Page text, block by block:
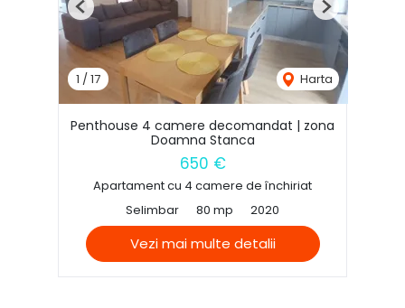
1 /17 Harta
Previous Next
Penthouse 4 camere decomandat | zona
Doamna Stanca
650 €
Apartament cu 4 camere de închiriat
Selimbar
80 mp 2020
Vezi mai multe detalii